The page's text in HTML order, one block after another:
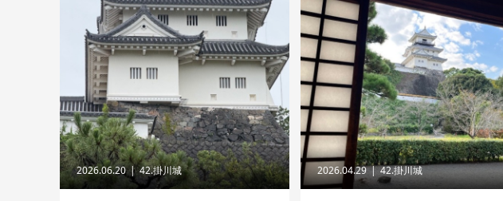
2026.06.20 42.掛川城 2026.04.29 42.掛川城